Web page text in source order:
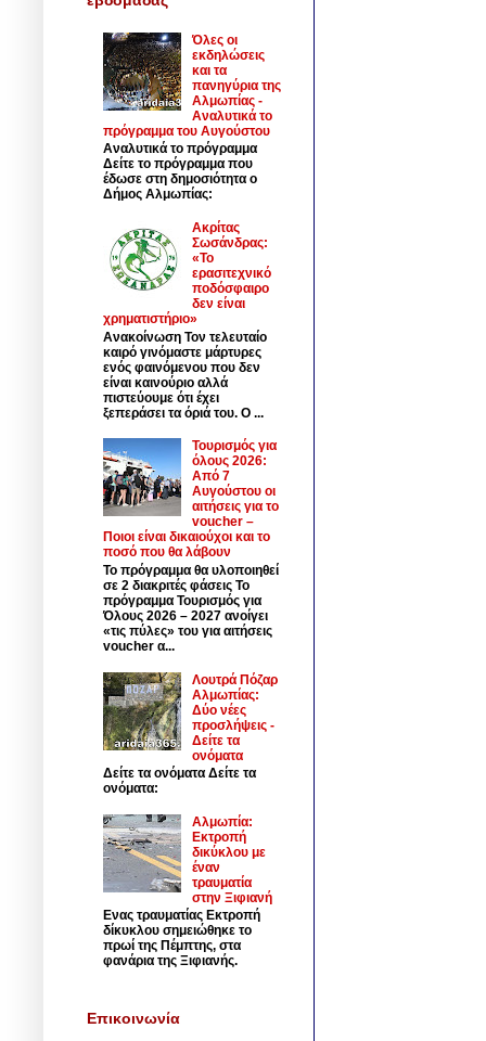
Όλες οι
εκδηλώσεις
και τα
πανηγύρια της
Αλμωπίας -
Αναλυτικά το
πρόγραμμα του Αυγούστου
Αναλυτικά το πρόγραμμα
Δείτε το πρόγραμμα που
έδωσε στη δημοσιότητα ο
Δήμος Αλμωπίας:
Ακρίτας
Σωσάνδρας:
«Το
ερασιτεχνικό
ποδόσφαιρο
δεν είναι
χρηματιστήριο»
Ανακοίνωση Τον τελευταίο
καιρό γινόμαστε μάρτυρες
ενός φαινόμενου που δεν
είναι καινούριο αλλά
πιστεύουμε ότι έχει
ξεπεράσει τα όριά του. Ο ...
Τουρισμός για
όλους 2026:
Από 7
Αυγούστου οι
αιτήσεις για το
voucher –
Ποιοι είναι δικαιούχοι και το
ποσό που θα λάβουν
Το πρόγραμμα θα υλοποιηθεί
σε 2 διακριτές φάσεις Το
πρόγραμμα Τουρισμός για
Όλους 2026 – 2027 ανοίγει
«τις πύλες» του για αιτήσεις
voucher α...
Λουτρά Πόζαρ
Αλμωπίας:
Δύο νέες
προσλήψεις -
Δείτε τα
ονόματα
Δείτε τα ονόματα Δείτε τα
ονόματα:
Αλμωπία:
Εκτροπή
δικύκλου με
έναν
τραυματία
στην Ξιφιανή
Ενας τραυματίας Εκτροπή
δίκυκλου σημειώθηκε το
πρωί της Πέμπτης, στα
φανάρια της Ξιφιανής.
Επικοινωνία